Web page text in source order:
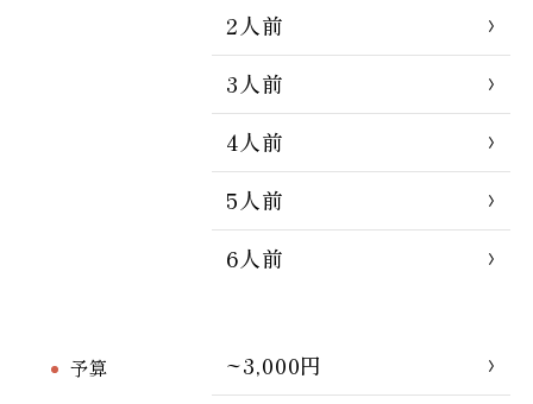
2人前
3人前
4人前
5人前
6人前
予算
~3,000円